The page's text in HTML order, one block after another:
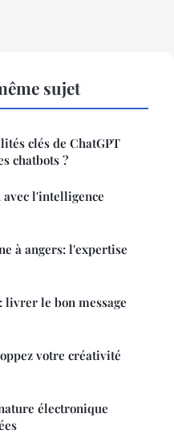
sujet
clés de ChatGPT
chatbots ?
l'intelligence
à angers: l'expertise
livrer le bon message
votre créativité
électronique